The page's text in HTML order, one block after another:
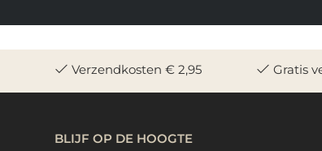
Verzendkosten € 2,95 Gratis
BLIJF OP DE HOOGTE